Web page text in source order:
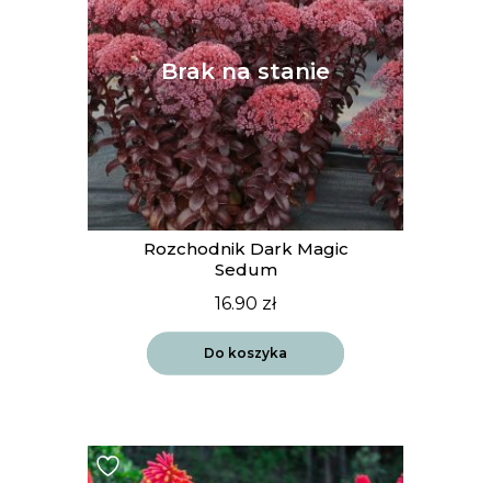
Rozchodnik Dark Magic
Sedum
16.90 zł
Do koszyka